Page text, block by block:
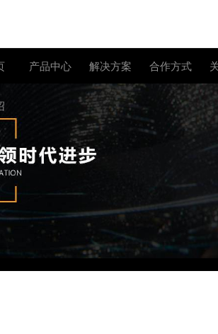
产品中心 解决方案 合作方式